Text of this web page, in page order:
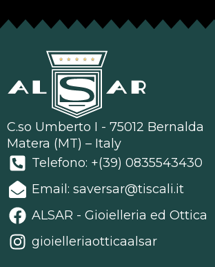
C.so Umberto I - 75012 Bernalda
Matera (MT) – Italy
Telefono: +(39) 0835543430
Email: saversar@tiscali.it
ALSAR - Gioielleria ed Ottica
gioielleriaotticaalsar